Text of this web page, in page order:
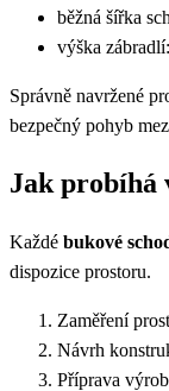
běžná šířka
výška
Správně navržené
bezpečný pohyb
Jak probíhá
Každé bukové
dispozice prostoru.
Zaměření
Návrh
Příprava